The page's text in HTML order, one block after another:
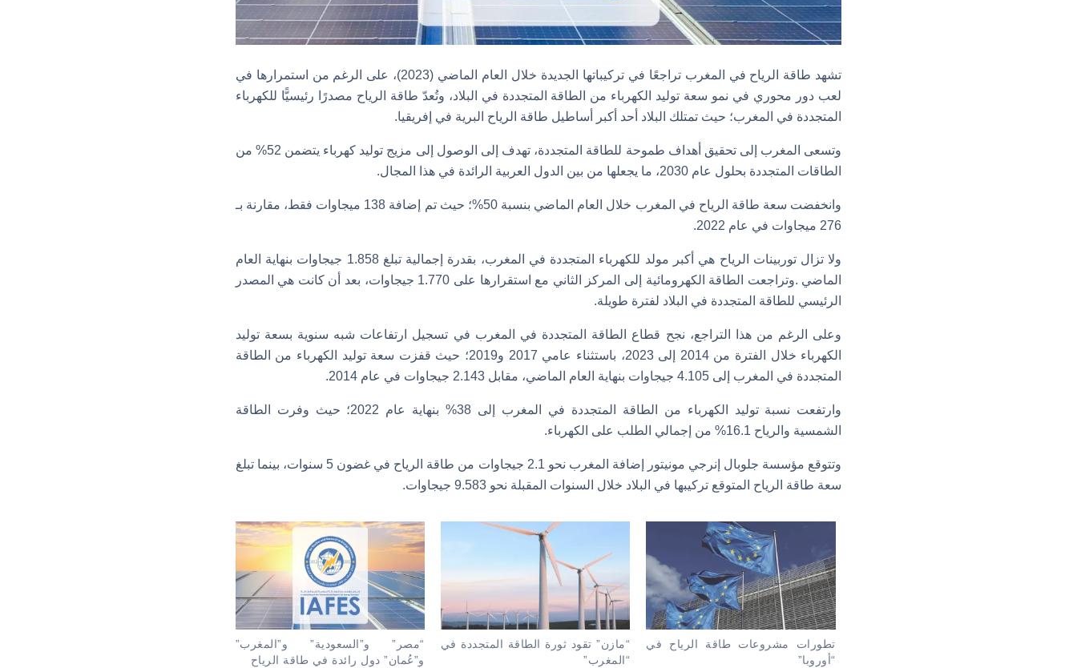
تشهد طاقة الرياح في المغرب تراجعًا في تركيباتها الجديدة خلال العام الماضي (2023)، على الرغم من استمرارها في
لعب دور محوري في نمو سعة توليد الكهرباء من الطاقة المتجددة في البلاد، وتُعدّ طاقة الرياح مصدرًا رئيسيًّا للكهرباء
المتجددة في المغرب؛ حيث تمتلك البلاد أحد أكبر أساطيل طاقة الرياح البرية في إفريقيا.
وتسعى المغرب إلى تحقيق أهداف طموحة للطاقة المتجددة، تهدف إلى الوصول إلى مزيج توليد كهرباء يتضمن 52% من
الطاقات المتجددة بحلول عام 2030، ما يجعلها من بين الدول العربية الرائدة في هذا المجال.
وانخفضت سعة طاقة الرياح في المغرب خلال العام الماضي بنسبة 50%؛ حيث تم إضافة 138 ميجاوات فقط، مقارنة بـ
276 ميجاوات في عام 2022.
ولا تزال توربينات الرياح هي أكبر مولد للكهرباء المتجددة في المغرب، بقدرة إجمالية تبلغ 1.858 جيجاوات بنهاية العام
الماضي .وتراجعت الطاقة الكهرومائية إلى المركز الثاني مع استقرارها على 1.770 جيجاوات، بعد أن كانت هي المصدر
الرئيسي للطاقة المتجددة في البلاد لفترة طويلة.
وعلى الرغم من هذا التراجع، نجح قطاع الطاقة المتجددة في المغرب في تسجيل ارتفاعات شبه سنوية بسعة توليد
الكهرباء خلال الفترة من 2014 إلى 2023، باستثناء عامي 2017 و2019؛ حيث قفزت سعة توليد الكهرباء من الطاقة
المتجددة في المغرب إلى 4.105 جيجاوات بنهاية العام الماضي، مقابل 2.143 جيجاوات في عام 2014.
وارتفعت نسبة توليد الكهرباء من الطاقة المتجددة في المغرب إلى 38% بنهاية عام 2022؛ حيث وفرت الطاقة
الشمسية والرياح 16.1% من إجمالي الطلب على الكهرباء.
وتتوقع مؤسسة جلوبال إنرجي مونيتور إضافة المغرب نحو 2.1 جيجاوات من طاقة الرياح في غضون 5 سنوات، بينما تبلغ
سعة طاقة الرياح المتوقع تركيبها في البلاد خلال السنوات المقبلة نحو 9.583 جيجاوات.
“مصر” و”السعودية” و”المغرب”
و”عُمان” دول رائدة في طاقة الرياح
“مازن” تقود ثورة الطاقة المتجددة في
“المغرب”
تطورات مشروعات طاقة الرياح في
“أوروبا”